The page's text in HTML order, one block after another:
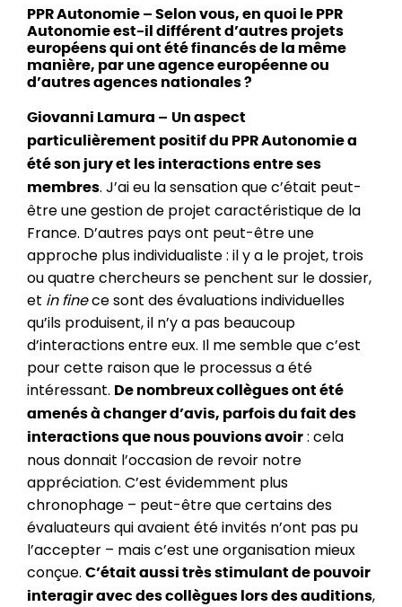
PPR Autonomie – Selon vous, en quoi le PPR
Autonomie est-il différent d’autres projets
européens qui ont été financés de la même
manière, par une agence européenne ou
d’autres agences nationales ?
Giovanni Lamura – Un aspect
particulièrement positif du PPR Autonomie a
été son jury et les interactions entre ses
membres. J’ai eu la sensation que c’était peut-
être une gestion de projet caractéristique de la
France. D’autres pays ont peut-être une
approche plus individualiste : il y a le projet, trois
ou quatre chercheurs se penchent sur le dossier,
et in finece sont des évaluations individuelles
qu’ils produisent, il n’y a pas beaucoup
d’interactions entre eux. Il me semble que c’est
pour cette raison que le processus a été
intéressant. De nombreux collègues ont été
amenés à changer d’avis, parfois du fait des
interactions que nous pouvions avoir : cela
nous donnait l’occasion de revoir notre
appréciation. C’est évidemment plus
chronophage – peut-être que certains des
évaluateurs qui avaient été invités n’ont pas pu
l’accepter – mais c’est une organisation mieux
conçue. C’était aussi très stimulant de pouvoir
interagir avec des collègues lors des auditions,